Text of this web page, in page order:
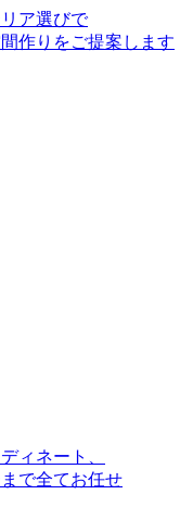
ア選びで
作りをご提案します
ィネート、
で全てお任せ